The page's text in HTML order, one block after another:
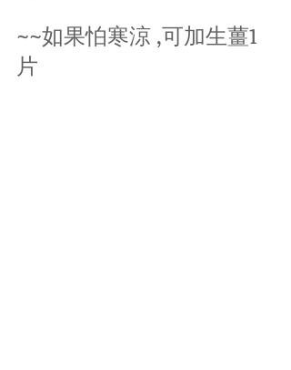
~~如果怕寒涼 ,可加生薑1
片